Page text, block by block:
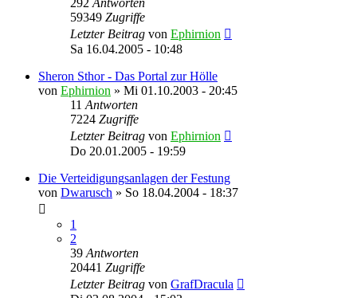
59349 Zugriffe
Letzter Beitrag von Ephirnion
Sa 16.04.2005 - 10:48
Sheron Sthor - Das Portal zur Hölle
von Ephirnion » Mi 01.10.2003 - 20:45
11 Antworten
7224 Zugriffe
Letzter Beitrag von Ephirnion
Do 20.01.2005 - 19:59
Die Verteidigungsanlagen der Festung
von Dwarusch » So 18.04.2004 - 18:37
1
2
39 Antworten
20441 Zugriffe
Letzter Beitrag von GrafDracula